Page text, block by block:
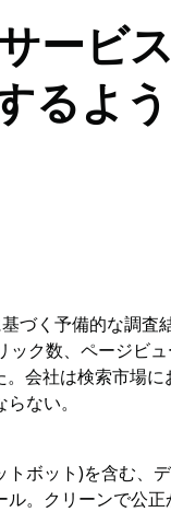
ービ
るよ
く予備的な調査
ック数、ページビ
会社は検索市場に
ない。
ボット)を含む、
。クリーンで公正